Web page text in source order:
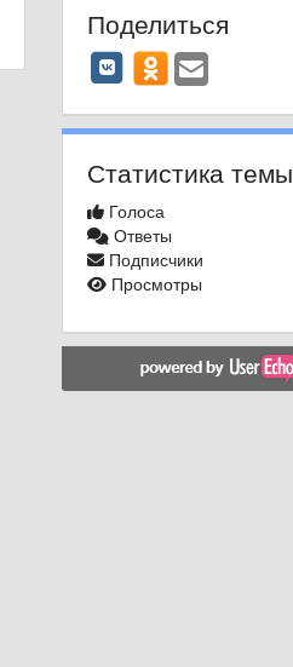
Поделиться
Статистика темы
Голоса
Ответы
Подписчики
Просмотры